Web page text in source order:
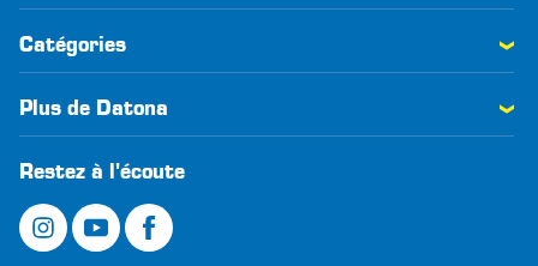
Catégories
Plus de Datona
Restez à l'écoute